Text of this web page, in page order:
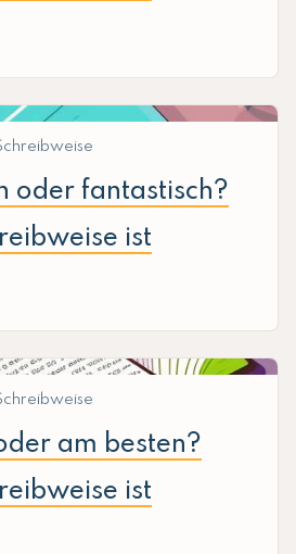
oder fantastisch?
ist
am besten?
ist